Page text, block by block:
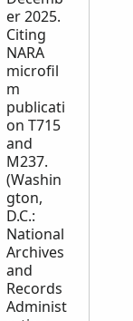
er 2025.
Citing
NARA
microfil
m
publicati
on T715
and
M237.
(Washin
gton,
D.C.:
National
Archives
and
Records
Administ